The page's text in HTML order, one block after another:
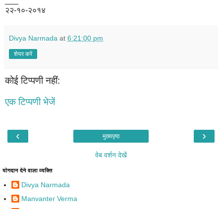
२२-१०-२०१४
Divya Narmada at 6:21:00 pm
शेयर करें
कोई टिप्पणी नहीं:
एक टिप्पणी भेजें
‹ ›
मुख्यपृष्ठ
वेब वर्शन देखें
योगदान देने वाला व्यक्ति
Divya Narmada
Manvanter Verma